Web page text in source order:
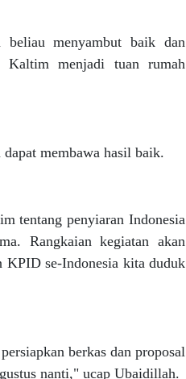
beliau menyambut baik dan
Kaltim menjadi tuan rumah
membawa hasil baik.
tentang penyiaran Indonesia
Rangkaian kegiatan akan
KPID se-Indonesia kita duduk
berkas dan proposal
nanti," ucap Ubaidillah.